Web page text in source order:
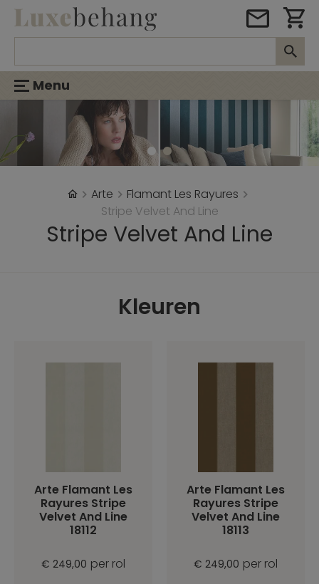
Menu
Arte
Flamant Les Rayures
Stripe Velvet And Line
Stripe Velvet And Line
Kleuren
Arte Flamant Les
Rayures Stripe
Velvet And Line
18112
€ 249,00 per rol
Arte Flamant Les
Rayures Stripe
Velvet And Line
18113
€ 249,00 per rol